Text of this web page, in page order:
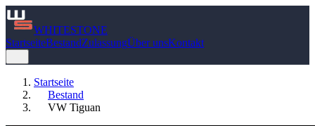
WHITESTONE
StartseiteBestandZulassungÜber unsKontakt
Startseite
Bestand
VW Tiguan